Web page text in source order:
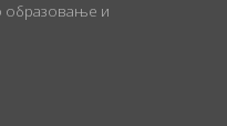
образовање и